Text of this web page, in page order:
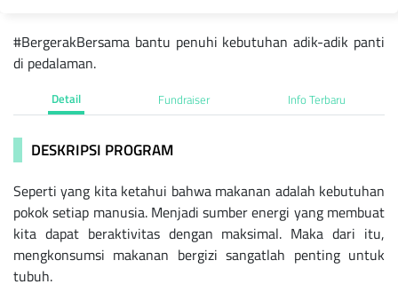
#BergerakBersama bantu penuhi kebutuhan adik-adik panti
di pedalaman.
Detail Fundraiser Info Terbaru
DESKRIPSI PROGRAM
Seperti yang kita ketahui bahwa makanan adalah kebutuhan
pokok setiap manusia. Menjadi sumber energi yang membuat
kita dapat beraktivitas dengan maksimal. Maka dari itu,
mengkonsumsi makanan bergizi sangatlah penting untuk
tubuh.